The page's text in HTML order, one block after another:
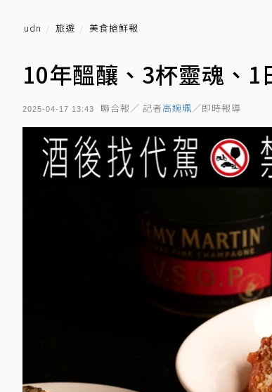
udn 旅遊 美食搶鮮報
10年醞釀、3杯靈魂、
2025-04-17 13:43 聯合報／ 記者高婉珮／即時報導